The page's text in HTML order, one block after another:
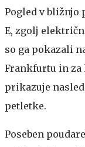
Pogled v
E, zgolj
so ga pokazali
Frankfurtu in za
prikazuje
petletke.
Poseben